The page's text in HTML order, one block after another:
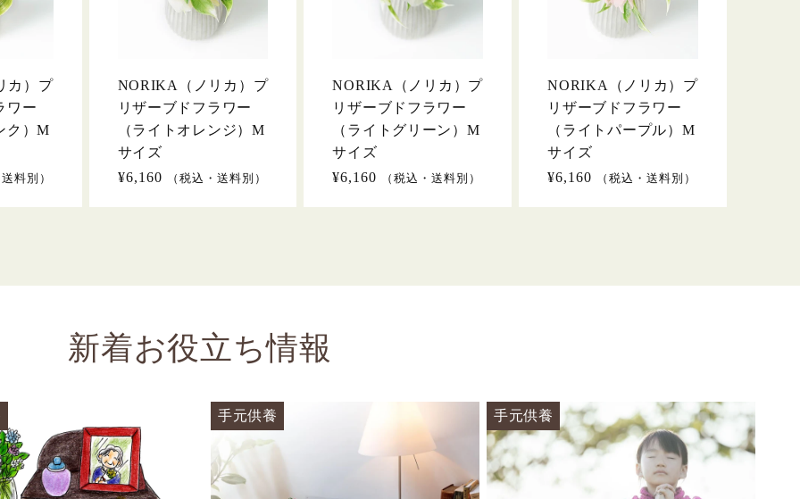
カ）プ
ワー
ク）M
料別）
NORIKA（ノリカ）プ
リザーブドフラワー
（ライトオレンジ）M
サイズ
通
¥6,160 （税込・送料別）
NORIKA（ノリカ）プ
リザーブドフラワー
（ライトグリーン）M
サイズ
通
¥6,160 （税込・送料別）
NORIKA（ノリカ）プ
リザーブドフラワー
（ライトパープル）M
サイズ
通
¥6,160 （税込・送料別）
新着お役立ち情報
手元供養 手元供養